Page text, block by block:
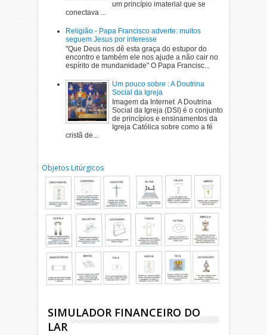
um princípio imaterial que se
conectava ...
Religião - Papa Francisco adverte: muitos
seguem Jesus por interesse
"Que Deus nos dê esta graça do estupor do
encontro e também ele nos ajude a não cair no
espírito de mundanidade" O Papa Francisc...
Um pouco sobre : A Doutrina
Social da Igreja
Imagem da Internet A Doutrina
Social da Igreja (DSI) é o conjunto
de princípios e ensinamentos da
Igreja Católica sobre como a fé
cristã de...
Objetos Litúrgicos
SIMULADOR FINANCEIRO DO
LAR